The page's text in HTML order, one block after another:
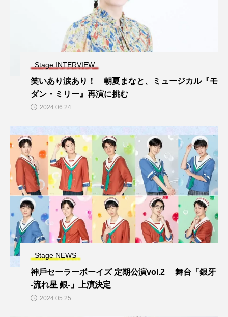
Stage INTERVIEW
笑いあり涙あり！ 朝夏まなと、ミュージカル『モ
ダン・ミリー』再演に挑む
2024.06.24
Stage NEWS
神⼾セーラーボーイズ 定期公演vol.2 舞台「銀牙
-流れ星 銀-」上演決定
2024.05.25